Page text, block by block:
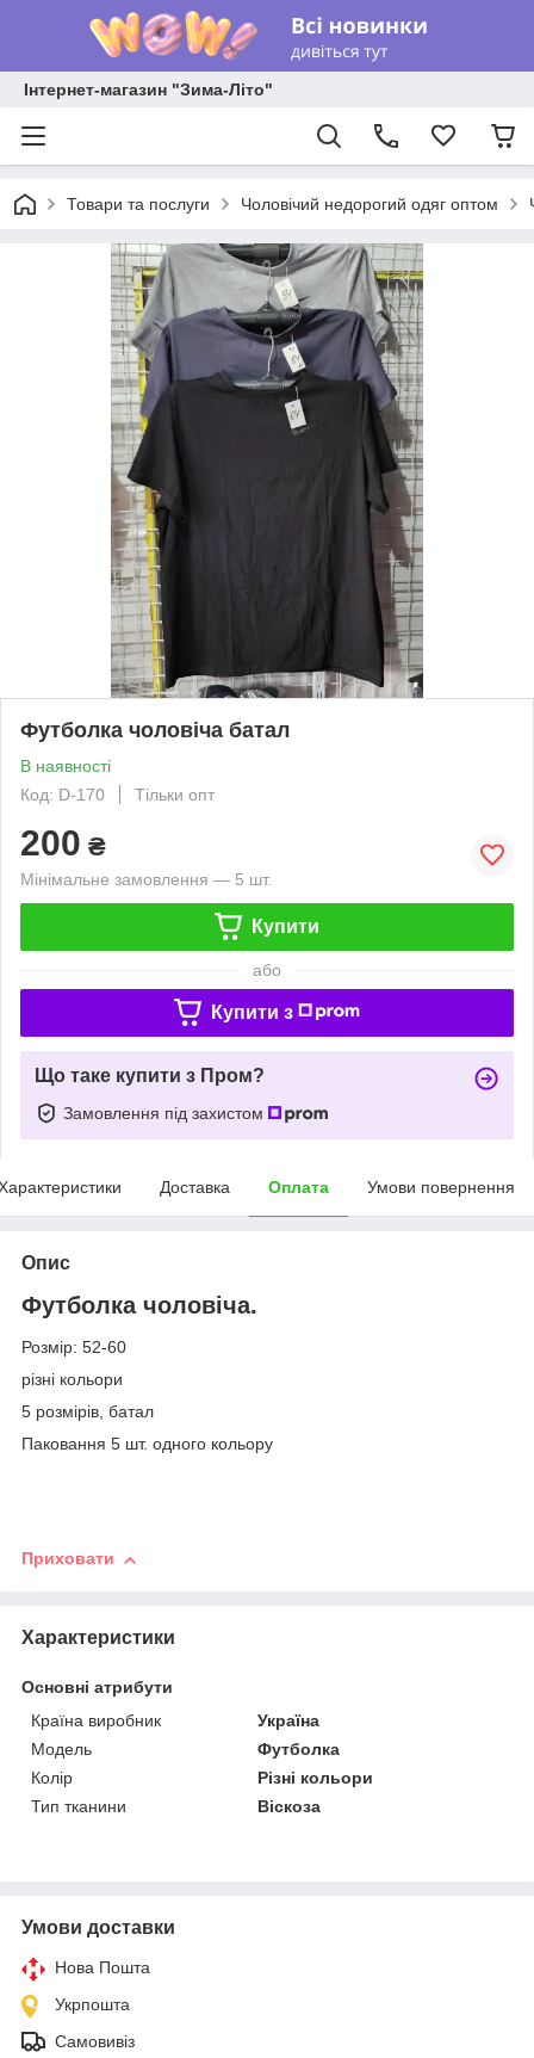
Інтернет-магазин "Зима-Літо"
Товари та послуги Чоловічий недорогий одяг оптом
Футболка чоловіча батал
В наявності
Код: D-170
Тільки опт
200 ₴
Мінімальне замовлення — 5 шт.
Купити
або
Купити з
Що таке купити з Пром?
Замовлення під захистом
Доставка Оплата Умови повернення
Опис
Футболка чоловіча.
Розмір: 52-60
різні кольори
5 розмірів, батал
Паковання 5 шт. одного кольору
Приховати
Характеристики
Основні атрибути
Країна виробник
Україна
Модель
Футболка
Колір
Різні кольори
Тип тканини
Віскоза
Умови доставки
Нова Пошта
Укрпошта
Самовивіз